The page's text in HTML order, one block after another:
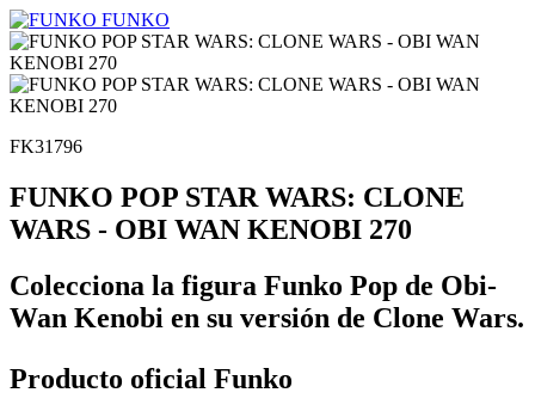
FUNKO
FK31796
FUNKO POP STAR WARS: CLONE
WARS - OBI WAN KENOBI 270
Colecciona la figura Funko Pop de Obi-
Wan Kenobi en su versión de Clone Wars.
Producto oficial Funko